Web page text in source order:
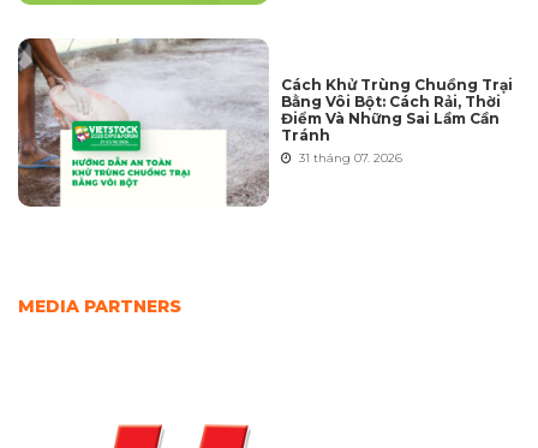
Cách Khử Trùng Chuồng Trại
Bằng Vôi Bột: Cách Rải, Thời
Điểm Và Những Sai Lầm Cần
Tránh
31 tháng 07. 2026
MEDIA PARTNERS